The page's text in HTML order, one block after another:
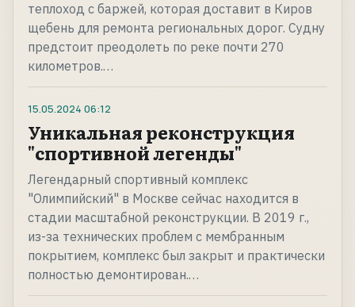
теплоход с баржей, которая доставит в Киров
щебень для ремонта региональных дорог. Судну
предстоит преодолеть по реке почти 270
километров.…
15.05.2024 06:12
Уникальная реконструкция
"спортивной легенды"
Легендарный спортивный комплекс
"Олимпийский" в Москве сейчас находится в
стадии масштабной реконструкции. В 2019 г.,
из-за технических проблем с мембранным
покрытием, комплекс был закрыт и практически
полностью демонтирован.…